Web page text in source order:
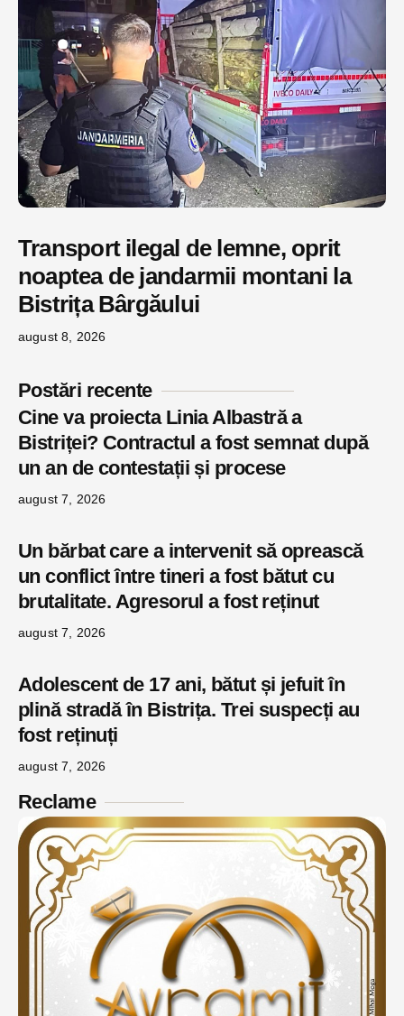
Transport ilegal de lemne, oprit
noaptea de jandarmii montani la
Bistrița Bârgăului
august 8, 2026
Postări recente
Cine va proiecta Linia Albastră a
Bistriței? Contractul a fost semnat după
un an de contestații și procese
august 7, 2026
Un bărbat care a intervenit să oprească
un conflict între tineri a fost bătut cu
brutalitate. Agresorul a fost reținut
august 7, 2026
Adolescent de 17 ani, bătut și jefuit în
plină stradă în Bistrița. Trei suspecți au
fost reținuți
august 7, 2026
Reclame